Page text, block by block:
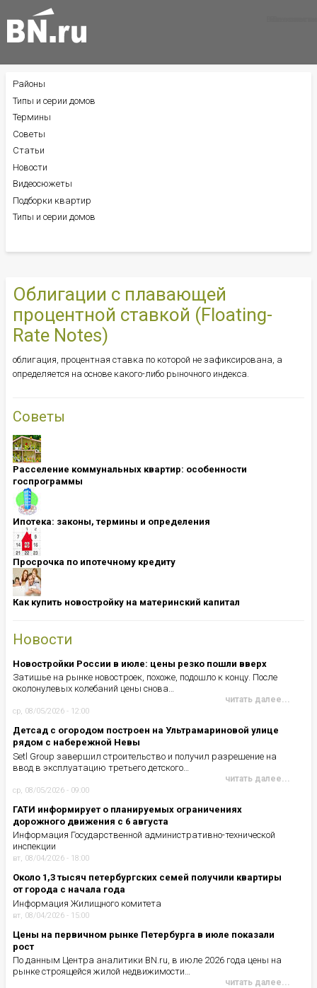
Облигации с плавающей
процентной ставкой (Floating-
Rate Notes)
облигация, процентная ставка по которой не зафиксирована, а
определяется на основе какого-либо рыночного индекса.
Советы
Расселение коммунальных квартир: особенности
госпрограммы
Ипотека: ​​​​​​​законы, термины и определения
Просрочка по ипотечному кредиту
Как купить новостройку на материнский капитал
Новости
Новостройки России в июле: цены резко пошли вверх
Затишье на рынке новостроек, похоже, подошло к концу. После
околонулевых колебаний цены снова…
читать далее...
ср, 08/05/2026 - 12:00
Детсад с огородом построен на Ультрамариновой улице
рядом с набережной Невы
Setl Group завершил строительство и получил разрешение на
ввод в эксплуатацию третьего детского…
читать далее...
ср, 08/05/2026 - 09:00
ГАТИ информирует о планируемых ограничениях
дорожного движения с 6 августа
Информация Государственной административно-технической
инспекции
вт, 08/04/2026 - 18:00
Около 1,3 тысяч петербургских семей получили квартиры
от города с начала года
Информация Жилищного комитета
вт, 08/04/2026 - 15:00
Цены на первичном рынке Петербурга в июле показали
рост
По данным Центра аналитики BN.ru, в июле 2026 года цены на
рынке строящейся жилой недвижимости…
читать далее...
БОКОВОЕ
МЕНЮ
Районы
Типы и серии домов
Термины
Советы
Статьи
Новости
Видеосюжеты
Подборки квартир
Типы и серии домов